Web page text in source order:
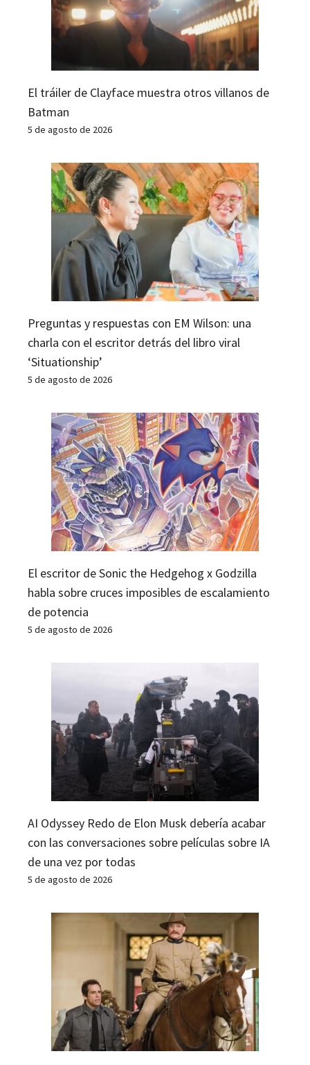
El tráiler de Clayface muestra otros villanos de
Batman
5 de agosto de 2026
Preguntas y respuestas con EM Wilson: una
charla con el escritor detrás del libro viral
‘Situationship’
5 de agosto de 2026
El escritor de Sonic the Hedgehog x Godzilla
habla sobre cruces imposibles de escalamiento
de potencia
5 de agosto de 2026
AI Odyssey Redo de Elon Musk debería acabar
con las conversaciones sobre películas sobre IA
de una vez por todas
5 de agosto de 2026